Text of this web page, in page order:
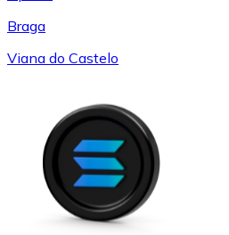
Braga
Viana do Castelo